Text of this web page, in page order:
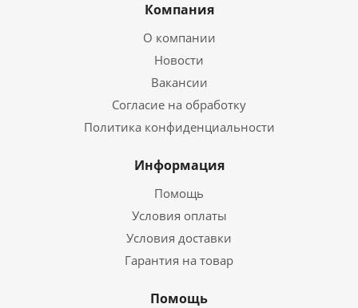
Компания
О компании
Новости
Вакансии
Согласие на обработку
Политика конфиденциальности
Информация
Помощь
Условия оплаты
Условия доставки
Гарантия на товар
Помощь